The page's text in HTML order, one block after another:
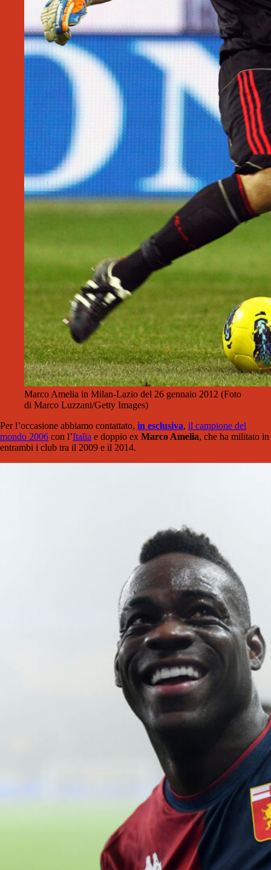
Marco Amelia in Milan-Lazio del 26 gennaio 2012 (Foto
di Marco Luzzani/Getty Images)
Per l’occasione abbiamo contattato, in esclusiva, il campione del
mondo 2006 con l’Italia e doppio ex Marco Amelia, che ha militato in
entrambi i club tra il 2009 e il 2014.